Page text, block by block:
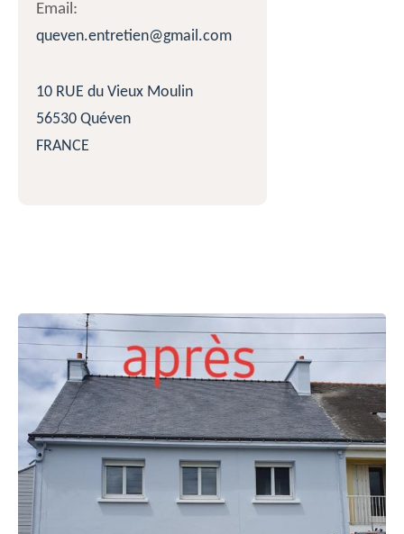
Email:
queven.entretien@gmail.com
10 RUE du Vieux Moulin
56530 Quéven
FRANCE